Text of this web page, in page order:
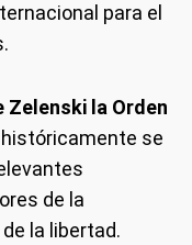
para el
Zelenski la Orden
se
de la
la libertad.